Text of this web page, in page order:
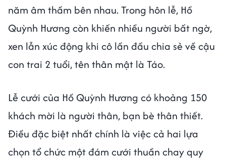
năm âm thầm bên nhau. Trong hôn lễ, Hồ
Quỳnh Hương còn khiến nhiều người bất ngờ,
xen lẫn xúc động khi cô lần đầu chia sẻ về cậu
con trai 2 tuổi, tên thân mật là Táo.
Lễ cưới của Hồ Quỳnh Hương có khoảng 150
khách mời là người thân, bạn bè thân thiết.
Điều đặc biệt nhất chính là việc cả hai lựa
chọn tổ chức một đám cưới thuần chay quy